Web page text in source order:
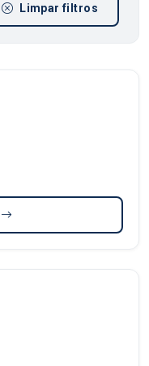
Limpar filtros